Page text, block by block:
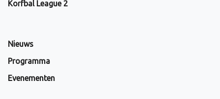
Korfbal League 2
Nieuws
Programma
Evenementen